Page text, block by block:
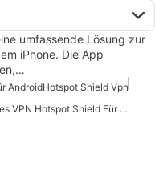
umfassende Lösung zur
iPhone. Die App
AndroidHotspot Shield Vpn
Kostenloses VPN Hotspot Shield Für Android